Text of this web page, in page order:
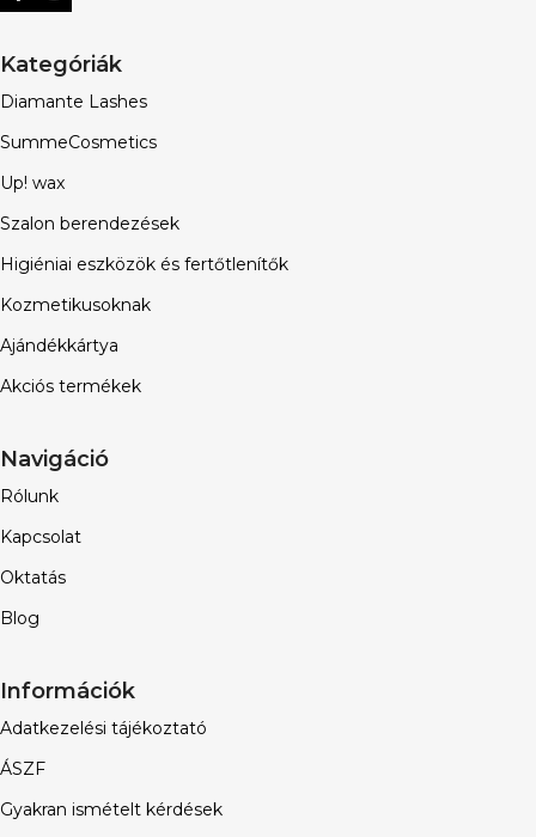
Kategóriák
Diamante Lashes
SummeCosmetics
Up! wax
Szalon berendezések
Higiéniai eszközök és fertőtlenítők
Kozmetikusoknak
Ajándékkártya
Akciós termékek
Navigáció
Rólunk
Kapcsolat
Oktatás
Blog
Információk
Adatkezelési tájékoztató
ÁSZF
Gyakran ismételt kérdések